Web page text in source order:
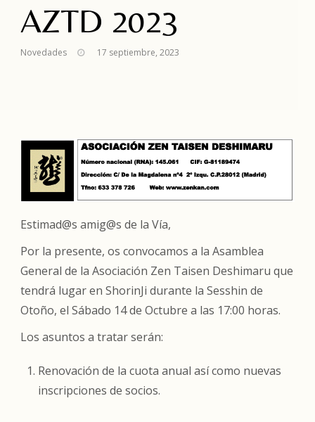
AZTD 2023
Novedades 17 septiembre, 2023
Estimad@s amig@s de la Vía,
Por la presente, os convocamos a la Asamblea
General de la Asociación Zen Taisen Deshimaru que
tendrá lugar en ShorinJi durante la Sesshin de
Otoño, el Sábado 14 de Octubre a las 17:00 horas.
Los asuntos a tratar serán:
Renovación de la cuota anual así como nuevas
inscripciones de socios.